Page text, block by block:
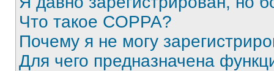
Что такое COPPA?
Почему я не могу
Для чего предназначена